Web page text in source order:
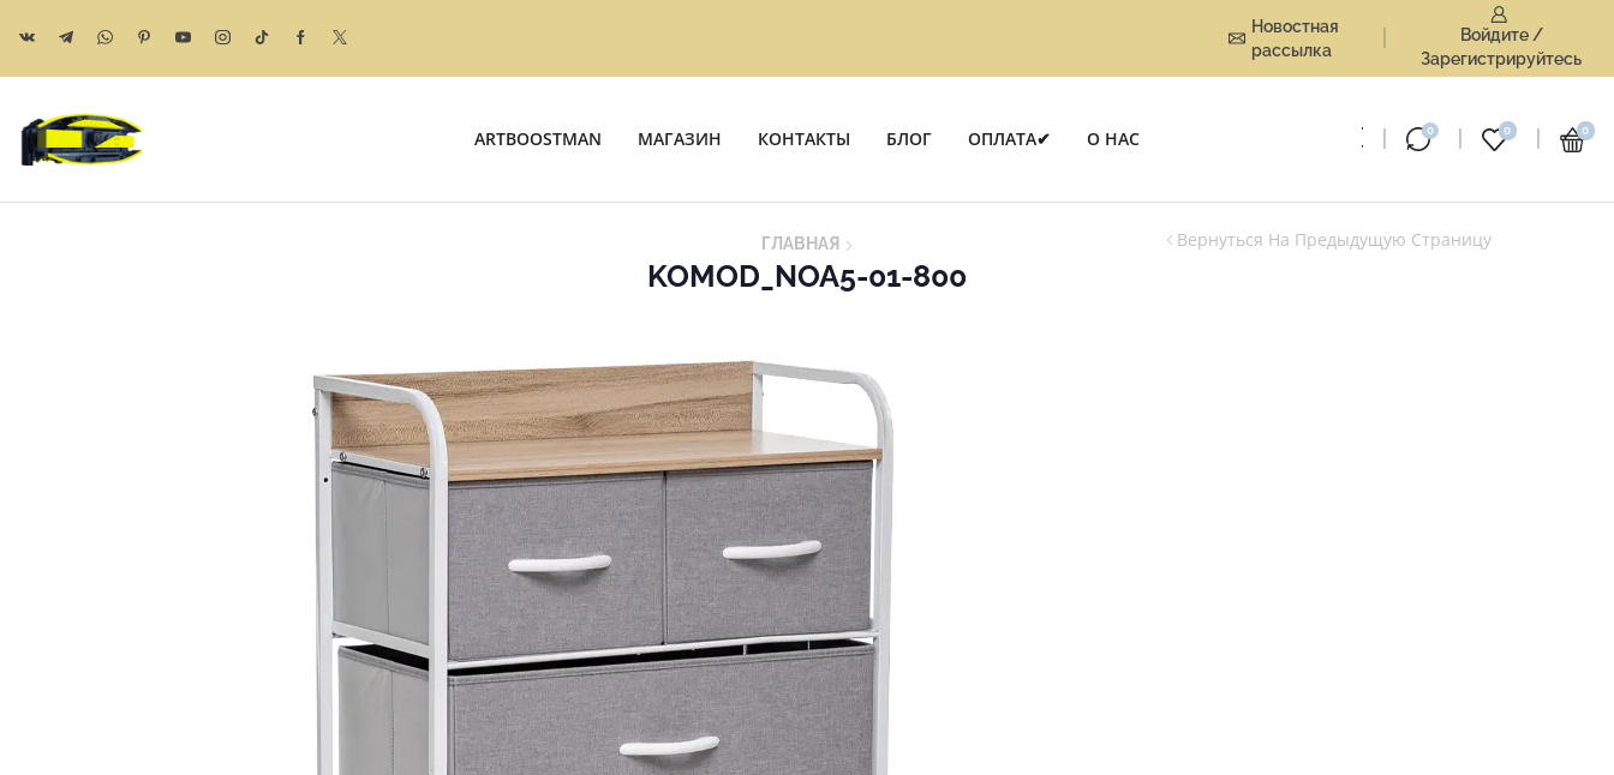
Новостная
рассылка
Войдите /
Зарегистрируйтесь
ARTBOOSTMAN МАГАЗИН КОНТАКТЫ БЛОГ ОПЛАТА✔ О НАС 0 0 0
Вернуться На Предыдущую Страницу
ГЛАВНАЯ
KOMOD_NOA5-01-800